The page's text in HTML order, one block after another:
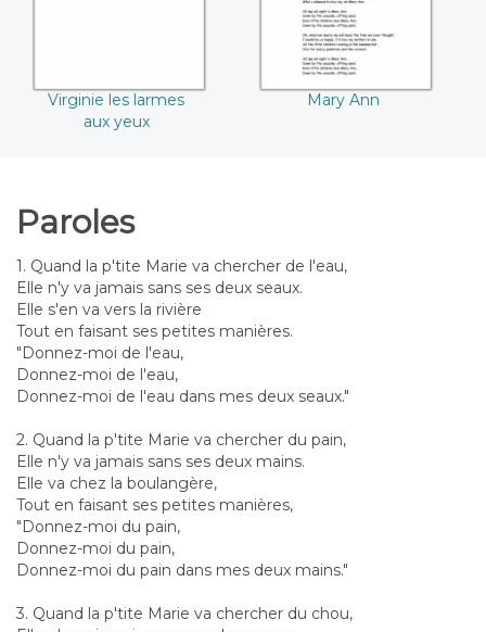
Virginie les larmes
aux yeux
Mary Ann
Paroles
1. Quand la p'tite Marie va chercher de l'eau,
Elle n'y va jamais sans ses deux seaux.
Elle s'en va vers la rivière
Tout en faisant ses petites manières.
"Donnez-moi de l'eau,
Donnez-moi de l'eau,
Donnez-moi de l'eau dans mes deux seaux."
2. Quand la p'tite Marie va chercher du pain,
Elle n'y va jamais sans ses deux mains.
Elle va chez la boulangère,
Tout en faisant ses petites manières,
"Donnez-moi du pain,
Donnez-moi du pain,
Donnez-moi du pain dans mes deux mains."
3. Quand la p'tite Marie va chercher du chou,